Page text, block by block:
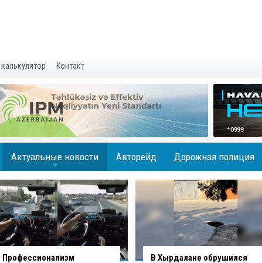
Контакт
Актуальные новости Авторейд Дорожная полиция
В Хырдалане обрушился
В Гаджигабуле грузовик